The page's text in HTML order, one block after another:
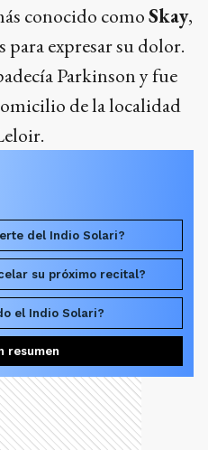
conocido comoSkay,
para expresar su dolor.
Parkinson y fue
de la localidad
del Indio Solari?
su próximo recital?
el Indio Solari?
resumen